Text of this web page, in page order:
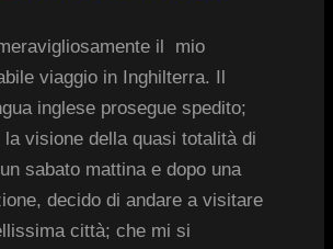
il mio
viaggio in Inghilterra. Il
inglese prosegue spedito;
la visione della quasi totalità di
un sabato mattina e dopo una
decido di andare a visitare
città; che mi si